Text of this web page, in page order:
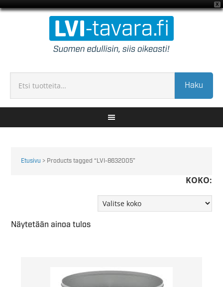
X
Haku
Etusivu > Products tagged “LVI-8632005”
KOKO:
Näytetään ainoa tulos